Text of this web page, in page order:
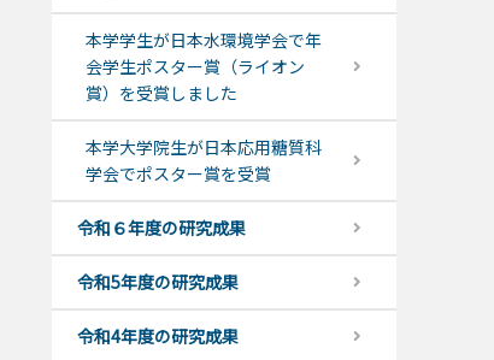
本学学生が日本水環境学会で年
会学生ポスター賞（ライオン
賞）を受賞しました
本学大学院生が日本応用糖質科
学会でポスター賞を受賞
令和６年度の研究成果
令和5年度の研究成果
令和4年度の研究成果